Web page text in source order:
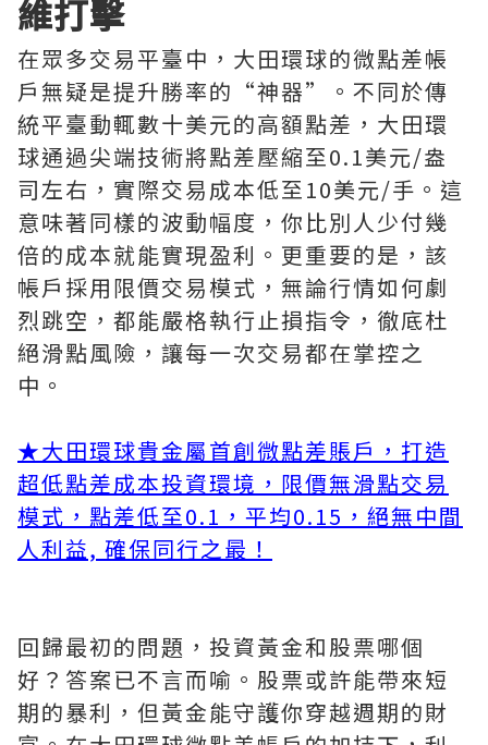
維打擊
在眾多交易平臺中，大田環球的微點差帳
戶無疑是提升勝率的“神器”。不同於傳
統平臺動輒數十美元的高額點差，大田環
球通過尖端技術將點差壓縮至0.1美元/盎
司左右，實際交易成本低至10美元/手。這
意味著同樣的波動幅度，你比別人少付幾
倍的成本就能實現盈利。更重要的是，該
帳戶採用限價交易模式，無論行情如何劇
烈跳空，都能嚴格執行止損指令，徹底杜
絕滑點風險，讓每一次交易都在掌控之
中。
★大田環球貴金屬首創微點差賬戶，打造
超低點差成本投資環境，限價無滑點交易
模式，點差低至0.1，平均0.15，絕無中間
人利益, 確保同行之最！
回歸最初的問題，投資黃金和股票哪個
好？答案已不言而喻。股票或許能帶來短
期的暴利，但黃金能守護你穿越週期的財